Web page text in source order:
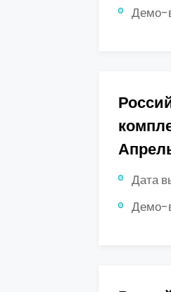
Демо-
Дата
Демо-